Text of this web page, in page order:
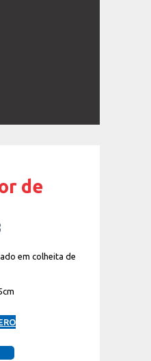
de
em colheita de